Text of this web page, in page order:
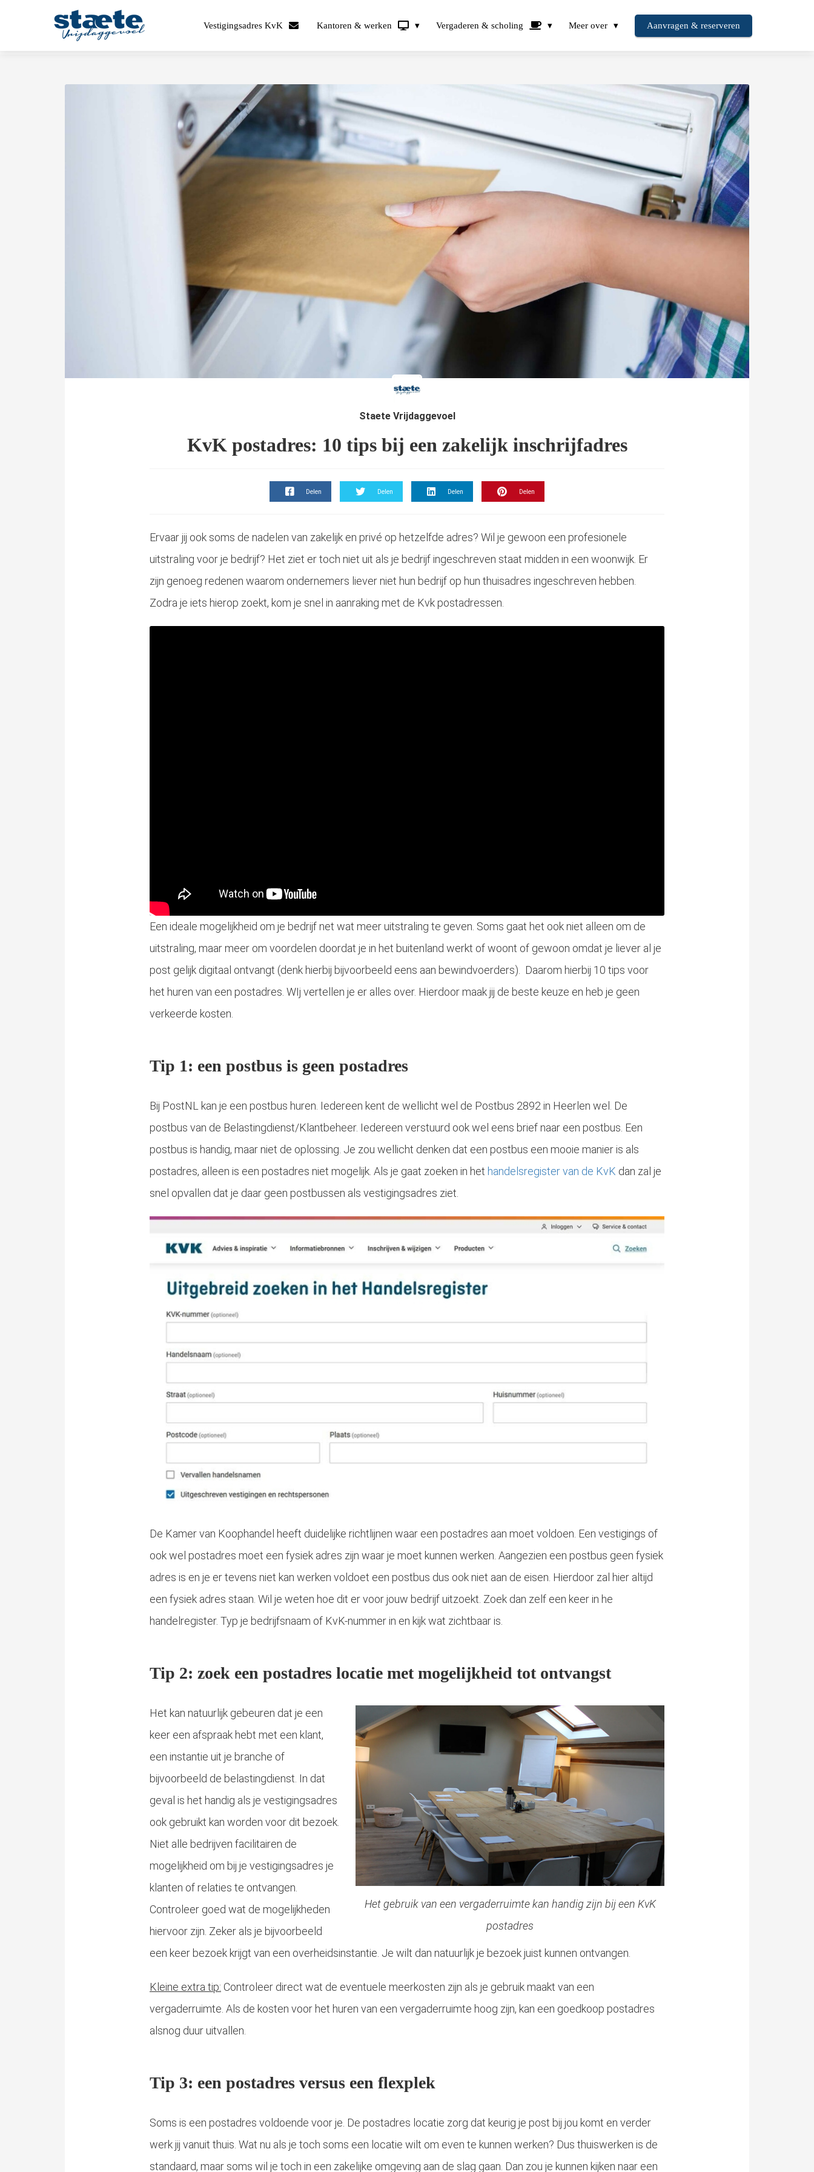
Vestigingsadres KvK Kantoren & werken Vergaderen & scholing Meer over Aanvragen & reserveren
Staete Vrijdaggevoel
KvK postadres: 10 tips bij een zakelijk inschrijfadres
Delen Delen Delen Delen
Ervaar jij ook soms de nadelen van zakelijk en privé op hetzelfde adres? Wil je gewoon een profesionele
uitstraling voor je bedrijf? Het ziet er toch niet uit als je bedrijf ingeschreven staat midden in een woonwijk. Er
zijn genoeg redenen waarom ondernemers liever niet hun bedrijf op hun thuisadres ingeschreven hebben.
Zodra je iets hierop zoekt, kom je snel in aanraking met de Kvk postadressen.
Een ideale mogelijkheid om je bedrijf net wat meer uitstraling te geven. Soms gaat het ook niet alleen om de
uitstraling, maar meer om voordelen doordat je in het buitenland werkt of woont of gewoon omdat je liever al je
post gelijk digitaal ontvangt (denk hierbij bijvoorbeeld eens aan bewindvoerders). Daarom hierbij 10 tips voor
het huren van een postadres. WIj vertellen je er alles over. Hierdoor maak jij de beste keuze en heb je geen
verkeerde kosten.
Tip 1: een postbus is geen postadres
Bij PostNL kan je een postbus huren. Iedereen kent de wellicht wel de Postbus 2892 in Heerlen wel. De
postbus van de Belastingdienst/Klantbeheer. Iedereen verstuurd ook wel eens brief naar een postbus. Een
postbus is handig, maar niet de oplossing. Je zou wellicht denken dat een postbus een mooie manier is als
postadres, alleen is een postadres niet mogelijk. Als je gaat zoeken in het handelsregister van de KvK dan zal je
snel opvallen dat je daar geen postbussen als vestigingsadres ziet.
De Kamer van Koophandel heeft duidelijke richtlijnen waar een postadres aan moet voldoen. Een vestigings of
ook wel postadres moet een fysiek adres zijn waar je moet kunnen werken. Aangezien een postbus geen fysiek
adres is en je er tevens niet kan werken voldoet een postbus dus ook niet aan de eisen. Hierdoor zal hier altijd
een fysiek adres staan. Wil je weten hoe dit er voor jouw bedrijf uitzoekt. Zoek dan zelf een keer in he
handelregister. Typ je bedrijfsnaam of KvK-nummer in en kijk wat zichtbaar is.
Tip 2: zoek een postadres locatie met mogelijkheid tot ontvangst
Het gebruik van een vergaderruimte kan handig zijn bij een KvK
postadres
Het kan natuurlijk gebeuren dat je een
keer een afspraak hebt met een klant,
een instantie uit je branche of
bijvoorbeeld de belastingdienst. In dat
geval is het handig als je vestigingsadres
ook gebruikt kan worden voor dit bezoek.
Niet alle bedrijven facilitairen de
mogelijkheid om bij je vestigingsadres je
klanten of relaties te ontvangen.
Controleer goed wat de mogelijkheden
hiervoor zijn. Zeker als je bijvoorbeeld
een keer bezoek krijgt van een overheidsinstantie. Je wilt dan natuurlijk je bezoek juist kunnen ontvangen.
Kleine extra tip: Controleer direct wat de eventuele meerkosten zijn als je gebruik maakt van een
vergaderruimte. Als de kosten voor het huren van een vergaderruimte hoog zijn, kan een goedkoop postadres
alsnog duur uitvallen.
Tip 3: een postadres versus een flexplek
Soms is een postadres voldoende voor je. De postadres locatie zorg dat keurig je post bij jou komt en verder
werk jij vanuit thuis. Wat nu als je toch soms een locatie wilt om even te kunnen werken? Dus thuiswerken is de
standaard, maar soms wil je toch in een zakelijke omgeving aan de slag gaan. Dan zou je kunnen kijken naar een